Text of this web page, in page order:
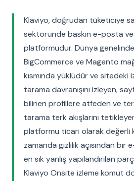
Klaviyo, doğrudan tüketiciye
sektöründe baskın e-posta ve
platformudur. Dünya
BigCommerce ve Magento
kısmında yüklüdür ve sitedeki
tarama davranışını izleyen,
bilinen profillere atfeden ve
tarama terk akışlarını
platformu ticari olarak değerli
zamanda gizlilik açısından bir
en sık yanlış yapılandırılan
Klaviyo Onsite izleme komut